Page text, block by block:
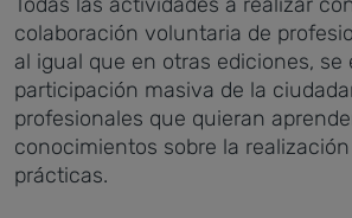
Todas las actividades a realizar
colaboración voluntaria de
al igual que en otras ediciones, se
participación masiva de la
profesionales que quieran
conocimientos sobre la
prácticas.